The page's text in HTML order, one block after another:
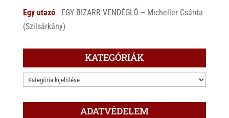
Egy utazó- EGY BIZARR VENDÉGLŐ – Micheller Csárda
(Szilsárkány)
KATEGÓRIÁK
KATEGÓRIÁK
ADATVÉDELEM